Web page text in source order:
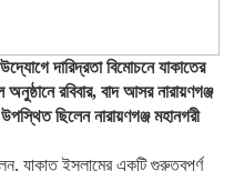
উদ্যোগে দারিদ্রতা বিমোচনে যাকাতের
রবিবার, বাদ আসর নারায়ণগঞ্জ
ছিলেন নারায়ণগঞ্জ মহানগরী
যাকাত ইসলামের একটি গুরুত্বপূর্ণ